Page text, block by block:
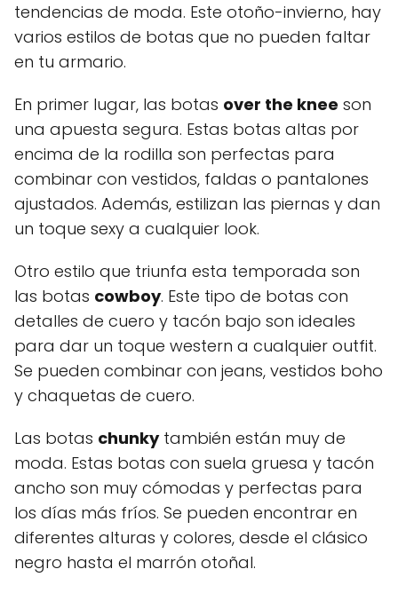
tendencias de moda. Este otoño-invierno, hay
varios estilos de botas que no pueden faltar
en tu armario.
En primer lugar, las botas over the knee son
una apuesta segura. Estas botas altas por
encima de la rodilla son perfectas para
combinar con vestidos, faldas o pantalones
ajustados. Además, estilizan las piernas y dan
un toque sexy a cualquier look.
Otro estilo que triunfa esta temporada son
las botas cowboy. Este tipo de botas con
detalles de cuero y tacón bajo son ideales
para dar un toque western a cualquier outfit.
Se pueden combinar con jeans, vestidos boho
y chaquetas de cuero.
Las botas chunkytambién están muy de
moda. Estas botas con suela gruesa y tacón
ancho son muy cómodas y perfectas para
los días más fríos. Se pueden encontrar en
diferentes alturas y colores, desde el clásico
negro hasta el marrón otoñal.